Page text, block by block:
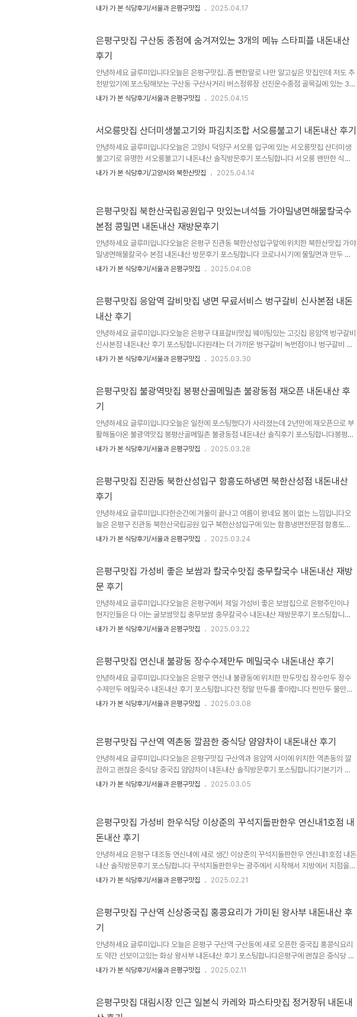
솔직방문후기 포스팅합니다로컬맛집으로 유명해서 구기동, 평창동이나 세검정, 불광동주
적이 없기에 방문한적이 없으나 오늘은 지인의 손에 이끌려 방문하게 되었네요장모님해장
국 위치와 주소는 은평구와 종로구 경계에 있는 구기터널입구에 있으며 주소는 서울시 종로
구 구기동 253-1, 도로명주소는 종로구 진흥로421입니다 영업시간은 매일 오전6시부터
오후9시까지이며 단체이용가능하고 주차가..
내가 가 본 식당후기/서울과 은평구맛집 2025.04.17
은평구맛집 구산동 종점에 숨겨져있는 3개의 메뉴 스타피플 내돈내산
후기
안녕하세요 글루미입니다오늘은 은평구맛집..좀 뻔한말로 나만 알고싶은 맛집인데 저도 추
천받았기에 포스팅해보는 구산동 구산사거리 버스정류장 선진운수종점 골목길에 있는 3개
의 메뉴의 정갈한 식당 스타피플 starpeople 내돈내산 솔직방문후기 포스팅합니다솔직
오늘 방문하게 되었습니다 구산역에서 서오릉가는 길 한블럭 안쪽에 위치한 구산동 스타피
성빌딩 1층입니다구산사거리 굿모닝마트골목 선진운수 종점 사이길에 위치해있습니다영
업시간은 오전11시30분부터 오후..
내가 가 본 식당후기/서울과 은평구맛집 2025.04.15
서오릉맛집 산더미생불고기와 파김치조합 서오릉불고기 내돈내산 후기
안녕하세요 글루미입니다오늘은 고양시 덕양구 서오릉 입구에 있는 서오릉맛집 산더미생
불고기로 유명한 서오릉불고기 내돈내산 솔직방문후기 포스팅합니다 서오릉 왠만한 식당
은 다 가봤지만 서오릉불고기는 아직 못가봤었습니다2인분이상 주문만 가능한데다가 불광
기 위치와 주소는 경기도 고양시 덕양구 용두동432-520, 도로명주소는 고양시 덕양구 서
오릉로436-15영업시간은 오전11시부터 오후9시까지 오후3시부터 오후5시까지 브레이
크타임 오후 2시20분과 오후8시20분 라스트..
내가 가 본 식당후기/고양시와 북한산맛집 2025.04.14
은평구맛집 북한산국립공원입구 맛있는녀석들 가야밀냉면해물칼국수
본점 콩밀면 내돈내산 재방문후기
안녕하세요 글루미입니다오늘은 은평구 진관동 북한산성입구앞에 위치한 북한산맛집 가야
밀냉면해물칼국수 본점 내돈내산 방문후기 포스팅합니다 코로나시기에 물밀면과 만두 먹
으러 방문했었던 가야밀냉면해물칼국수였는데요 맛있는녀석들 나오고나서 방문객이 지속
에 부침개 먹으려고 하다가 콩밀면으로 선회했습니다은평구 진관동 은평뉴타운지나 한옥
마을 지나서 북한산성 북한산국립공원 입구 상가에 위치한 가야밀냉면해물칼국수 본점 위
치와 주소는 서울 은평구 진관동 277-17, 도로명주소는 서울시 은평구 대서문길36 북한
산성상가 A동 106호입니다북한산국립공원입구 초입에 있..
내가 가 본 식당후기/서울과 은평구맛집 2025.04.08
은평구맛집 응암역 갈비맛집 냉면 무료서비스 벙구갈비 신사본점 내돈
내산 후기
안녕하세요 글루미입니다오늘은 은평구 대표갈비맛집 웨이팅있는 고깃집 응암역 벙구갈비
신사본점 내돈내산 후기 포스팅합니다원래는 더 가까운 벙구갈비 녹번점이나 벙구갈비 응
암점을 갔는데 두 지점은 주차가 불편하거든요 오늘은 주차를 해야되서 그나마 주차장이 좀
다리고 입장할수 있어서 식사할수 있었던 벙구갈비입니다원래 은평구맛집으로 유명했는데
이젠 벙구갈비 지축점도 생기고 벙구갈비 일산점도 생겨서 전국구 갈빗집으로 나아가는거
같아요 가성비 좋고 냉면도 무료로 서비스해주고 반찬도 맛있고 된장찌개 청국장도 천원이
고 그것도 국내산갈비라서 검증된 맛집이..
내가 가 본 식당후기/서울과 은평구맛집 2025.03.30
은평구맛집 불광역맛집 봉평산골메밀촌 불광동점 재오픈 내돈내산 후
기
안녕하세요 글루미입니다오늘은 일전에 포스팅했다가 사라졌는데 2년만에 재오픈으로 부
활해돌아온 불광역맛집 봉평산골메밀촌 불광동점 내돈내산 솔직후기 포스팅합니다봉평산
골메밀촌에서 명태어장 쭈갑골 불광점이었나? 그렇게 바뀌었었던거 같은데요 오랜만에 불
다가 재오픈했는데 간판이나 메뉴판 사장님까지 똑같이 재오픈이 됐는지 신기할따름입니
다재오픈한 봉평산골메밀촌 불광동점 위치와 주소는 서울시 은평구 불광동 281-88, 도로
명주소는 은평구 불광로 40-3입니다지금 가게정보가 없는데 원래 영업시간은 오전10시
부터 오후10시까지였었습니다 매주 일요일 정기휴..
내가 가 본 식당후기/서울과 은평구맛집 2025.03.28
은평구맛집 진관동 북한산성입구 함흥도하냉면 북한산성점 내돈내산
후기
안녕하세요 글루미입니다한순간에 겨울이 끝나고 여름이 왔네요 봄이 없는 느낌입니다오
늘은 은평구 진관동 북한산국립공원 입구 북한산성입구에 있는 함흥냉면전문점 함흥도하
냉면 북한산성점 내돈내산 솔직방문후기 포스팅합니다몇년전에 양주시 삼숭동 옥정신도시
라구요날씨가 은근히 더워서 본점 기억도 나고해서 재방문해봤습니다은평구 진관동 북한
산 국립공원 입구 함흥도하냉면 북한산성점 위치와 주소는 은평구 진관동 266-29, 도로
명주소는 은평구 대서문길 53 1층입니다 북한산입구 안쪽에 위치해 있습니다영업시간은
매일 오전10시부터 오후7시까지 주차장이 넓진 않아도..
내가 가 본 식당후기/서울과 은평구맛집 2025.03.24
은평구맛집 가성비 좋은 보쌈과 칼국수맛집 충무칼국수 내돈내산 재방
문 후기
안녕하세요 글루미입니다오늘은 은평구에서 제일 가성비 좋은 보쌈집으로 은평주민이나
현지인들은 다 아는 굴보쌈맛집 충무보쌈 충무칼국수 내돈내산 재방문후기 포스팅합니다
솔직히 몇십번 간 식당이라 재방문이라고 하기도 뭐한데요또 저는 개인적으로 굴을 못먹어
명하기때문에 일반인들은 충무보쌈으로 기억하시기도 하곤 하는데 정식상호는 충무칼국수
은평구 녹번동 206 2층, 도로명주소는 은평구 은평로 193 일신빌딩 2층입니다영업시간
은 오전11시부터 오후9시30분 매달 1,3번째 일..
내가 가 본 식당후기/서울과 은평구맛집 2025.03.22
은평구맛집 연신내 불광동 장수수제만두 메밀국수 내돈내산 후기
안녕하세요 글루미입니다오늘은 은평구 연신내 불광동에 위치한 만두맛집 장수만두 장수
수제만두 메밀국수 내돈내산 후기 포스팅합니다전 정말 만두를 좋아합니다 찐만두 물만두
군만두 가리지 않고 좋아하는데 요새 맛있는 만두집이 별로 없습니다은평구에서는 우선 제
니다수제만두와 모밀국수 메밀국수등을 판매하고 포장가능하고 홀도 있어서 간단한 식사
도 가능합니다은평구 만두맛집 장수만두 위치와 주소는 은평구 불광동 316-3, 도로명주소
는 은평구 연서로268연신내역 3번출구에..
내가 가 본 식당후기/서울과 은평구맛집 2025.03.08
은평구맛집 구산역 역촌동 깔끔한 중식당 얌얌차이 내돈내산 후기
안녕하세요 글루미입니다오늘은 은평구맛집 구산역과 응암역 사이에 위치한 역촌동의 깔
끔하고 괜찮은 중식당 중국집 얌얌차이 내돈내산 솔직방문후기 포스팅합니다기본기가 탄
탄한 맛에 광동식탕수육과 찹쌀누룽지탕수육이 유명하고 나머지 요리들도 나쁘지 않은 평
분부터 오후9시까지 라스트오더 8시30분 오후2시30분부터 오후4시30분까지 브레이크
타임 매주 월요일 정기휴무입니다 주말에도 브레이크타임이 있으니 참고하시길 바랍니다
포장가능하고 가게 와이파이 있습니다 배달은 안하는거 ..
내가 가 본 식당후기/서울과 은평구맛집 2025.03.05
은평구맛집 가성비 한우식당 이상준의 꾸석지돌판한우 연신내1호점 내
돈내산 후기
안녕하세요 은평구 대조동 연신내에 새로 생긴 이상준의 꾸석지돌판한우 연신내1호점 내돈
내산 솔직방문후기 포스팅합니다 꾸석지돌판한우는 광주에서 시작해서 지방에서 지점을
넓히던 프렌차이즈업체였는데 지방에서 꽤 먹혔는지 서울에도 상륙중인 암소한우 프렌차
있을거고 무엇보다 암소한우 1등급이상만 쓰는데 가성비가 좋다고해서 방문해봤습니다꾸
석지돌판한우 연신내1호점은 원래 연신내고깃집이 있던 곳인데 없어지고 새로 들어왔네요
꾸석지돌판한우 연신내1호점 위치와 주소는 은평구 대조동205-22, 도로명주소는 은평구
통일로73길 24 1층입니다영업시간은 오후5시부터 오..
내가 가 본 식당후기/서울과 은평구맛집 2025.02.21
은평구맛집 구산역 신상중국집 홍콩요리가 가미된 왕사부 내돈내산 후
기
안녕하세요 글루미입니다 오늘은 은평구 구산역 구산동에 새로 오픈한 중국집 홍콩식요리
도 약간 선보이고있는 화상 왕사부 내돈내산 후기 포스팅합니다은평구에 괜찮은 중식당 중
국집이 거의 사라지고 있습니다..있던 곳들도 가면 갈수록 퀄리티가 떨어지고 있어서 슬프
서로13길 26입니다6호선 구산역에서 도보7분정도 예일여고 인근 주택가쪽에 위치해있
습니다영업시간은 오전11시30분부터 오후9시까지 오후3시부터 오후5시까지 브레이크
내가 가 본 식당후기/서울과 은평구맛집 2025.02.11
은평구맛집 대림시장 인근 일본식 카레와 파스타맛집 정거장뒤 내돈내